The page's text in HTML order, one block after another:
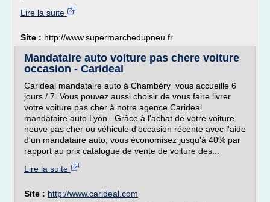
Lire la suite
Site : http://www.supermarchedupneu.fr
Mandataire auto voiture pas chere voiture
occasion - Carideal
Carideal mandataire auto à Chambéry vous accueille 6
jours / 7. Vous pouvez aussi choisir de vous faire livrer
votre voiture pas cher à notre agence Carideal
mandataire auto Lyon . Grâce à l'achat de votre voiture
neuve pas cher ou véhicule d'occasion récente avec l'aide
d'un mandataire auto, vous économisez jusqu'à 40% par
rapport au prix catalogue de vente de voiture des...
Lire la suite
Site : http://www.carideal.com